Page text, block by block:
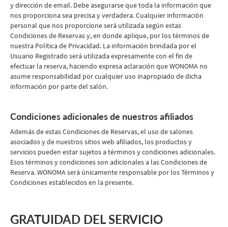
y dirección de email. Debe asegurarse que toda la información que
nos proporciona sea precisa y verdadera. Cualquier información
personal que nos proporcione será utilizada según estas
Condiciones de Reservas y, en donde aplique, por los términos de
nuestra Política de Privacidad. La información brindada por el
Usuario Registrado será utilizada expresamente con el fin de
efectuar la reserva, haciendo expresa aclaración que WONOMA no
asume responsabilidad por cualquier uso inapropiado de dicha
información por parte del salón.
Condiciones adicionales de nuestros afiliados
Además de estas Condiciones de Reservas, el uso de salones
asociados y de nuestros sitios web afiliados, los productos y
servicios pueden estar sujetos a términos y condiciones adicionales.
Esos términos y condiciones son adicionales a las Condiciones de
Reserva. WONOMA será únicamente responsable por los Términos y
Condiciones establecidos en la presente.
GRATUIDAD DEL SERVICIO